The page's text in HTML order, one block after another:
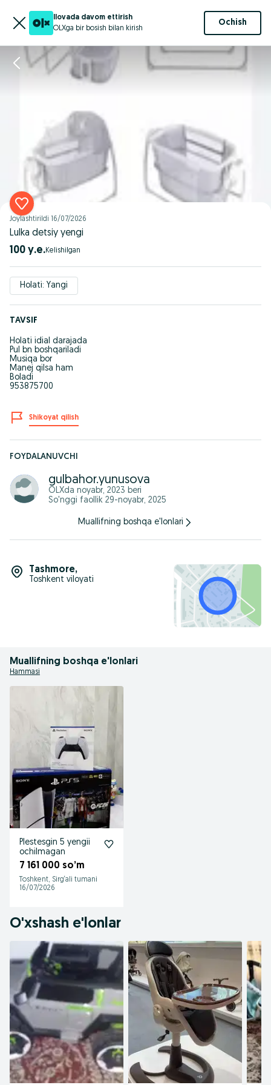
Ilovada davom ettirish
OLXga bir bosish bilan kirish
Ochish
Joylashtirildi 16/07/2026
Lulka detsiy yengi
100 у.е.
Holati: Yangi
TAVSIF
Holati idial darajada
Pul bn boshqariladi
Musiqa bor
Manej qilsa ham
Boladi
953875700
Shikoyat qilish
FOYDALANUVCHI
gulbahor.yunusova
OLXda noyabr, 2023 beri
So'nggi faollik 29-noyabr, 2025
Muallifning boshqa e'lonlari
Tashmore,
Toshkent viloyati
Muallifning boshqa e'lonlari
Hammasi
Plestesgin 5 yengii
ochilmagan
7 161 000 so’m
Toshkent, Sirg‘ali tumani
16/07/2026
O'xshash e'lonlar